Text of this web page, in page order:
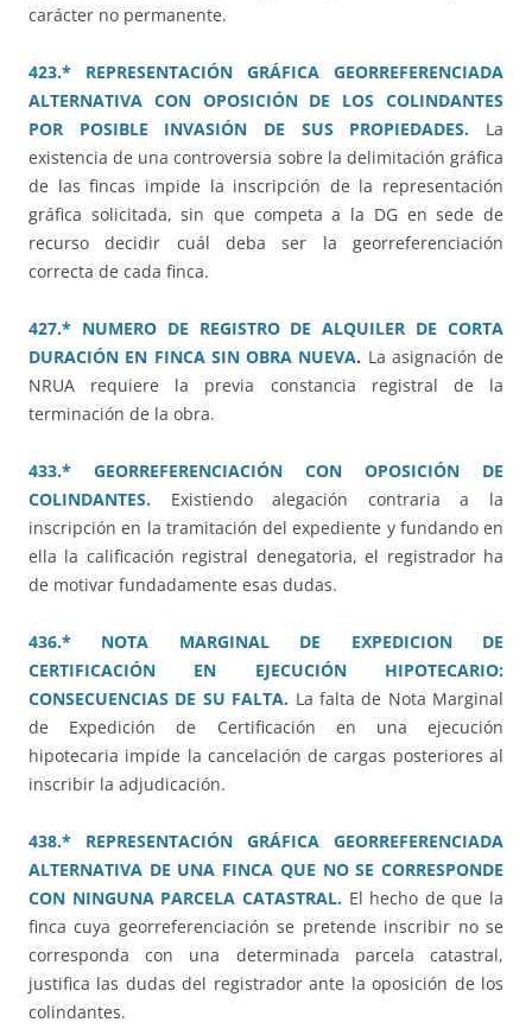
carácter no permanente.
423.* REPRESENTACIÓN GRÁFICA GEORREFERENCIADA
ALTERNATIVA CON OPOSICIÓN DE LOS COLINDANTES
POR POSIBLE INVASIÓN DE SUS PROPIEDADES. La
existencia de una controversia sobre la delimitación gráfica
de las fincas impide la inscripción de la representación
gráfica solicitada, sin que competa a la DG en sede de
recurso decidir cuál deba ser la georreferenciación
correcta de cada finca.
427.* NUMERO DE REGISTRO DE ALQUILER DE CORTA
DURACIÓN EN FINCA SIN OBRA NUEVA. La asignación de
NRUA requiere la previa constancia registral de la
terminación de la obra.
433.* GEORREFERENCIACIÓN CON OPOSICIÓN DE
COLINDANTES. Existiendo alegación contraria a la
inscripción en la tramitación del expediente y fundando en
ella la calificación registral denegatoria, el registrador ha
de motivar fundadamente esas dudas.
436.* NOTA MARGINAL DE EXPEDICION DE
CERTIFICACIÓN EN EJECUCIÓN HIPOTECARIO:
CONSECUENCIAS DE SU FALTA. La falta de Nota Marginal
de Expedición de Certificación en una ejecución
hipotecaria impide la cancelación de cargas posteriores al
inscribir la adjudicación.
438.* REPRESENTACIÓN GRÁFICA GEORREFERENCIADA
ALTERNATIVA DE UNA FINCA QUE NO SE CORRESPONDE
CON NINGUNA PARCELA CATASTRAL.El hecho de que la
finca cuya georreferenciación se pretende inscribir no se
corresponda con una determinada parcela catastral,
justifica las dudas del registrador ante la oposición de los
colindantes.